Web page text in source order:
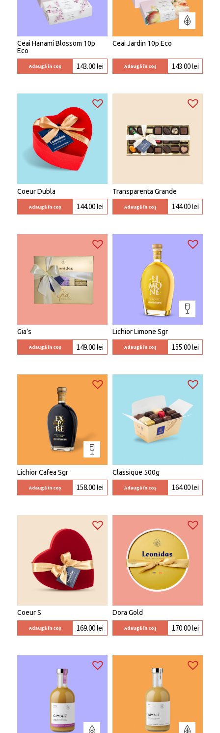
Ceai Hanami Blossom 10p
Eco
Adaugă în coș 143.00lei
Ceai Jardin 10p Eco
Adaugă în coș 143.00lei
Coeur Dubla
Adaugă în coș 144.00lei
Transparenta Grande
Adaugă în coș 144.00lei
Gia’s
Adaugă în coș 149.00lei
Lichior Limone Sgr
Adaugă în coș 155.00lei
Lichior Cafea Sgr
Adaugă în coș 158.00lei
Classique 500g
Adaugă în coș 164.00lei
Coeur S
Adaugă în coș 169.00lei
Dora Gold
Adaugă în coș 170.00lei